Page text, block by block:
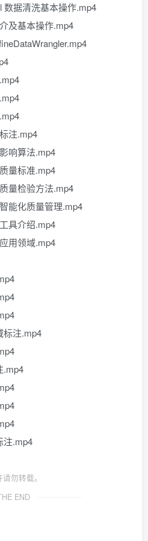
数据清洗基本操作.mp4
及基本操作.mp4
注.mp4
响算法.mp4
量标准.mp4
量检验方法.mp4
能化质量管理.mp4
具介绍.mp4
用领域.mp4
标注.mp4
.mp4
注.mp4
勿转载。
END